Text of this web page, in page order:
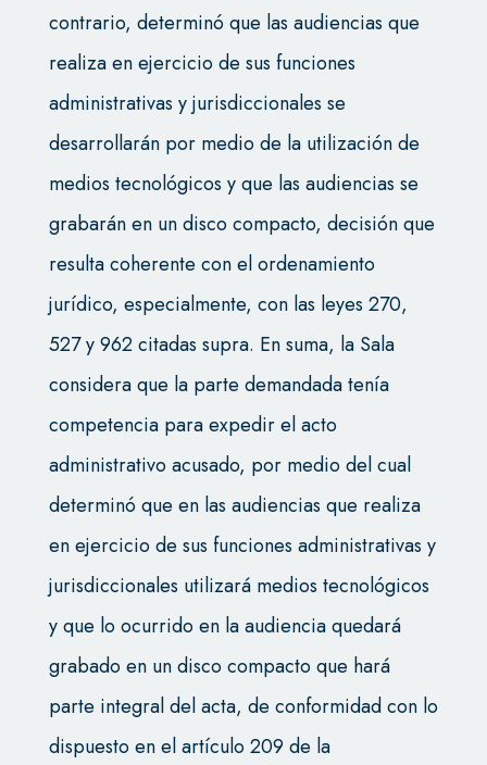
contrario, determinó que las audiencias que
realiza en ejercicio de sus funciones
administrativas y jurisdiccionales se
desarrollarán por medio de la utilización de
medios tecnológicos y que las audiencias se
grabarán en un disco compacto, decisión que
resulta coherente con el ordenamiento
jurídico, especialmente, con las leyes 270,
527 y 962 citadas supra. En suma, la Sala
considera que la parte demandada tenía
competencia para expedir el acto
administrativo acusado, por medio del cual
determinó que en las audiencias que realiza
en ejercicio de sus funciones administrativas y
jurisdiccionales utilizará medios tecnológicos
y que lo ocurrido en la audiencia quedará
grabado en un disco compacto que hará
parte integral del acta, de conformidad con lo
dispuesto en el artículo 209 de la